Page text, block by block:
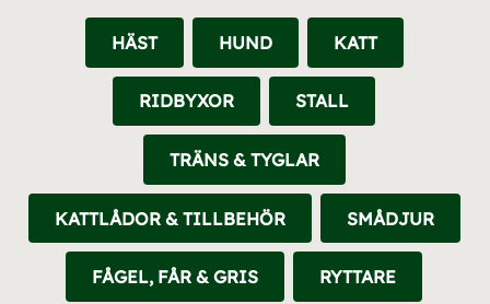
HÄST HUND KATT
RIDBYXOR STALL
TRÄNS & TYGLAR
KATTLÅDOR & TILLBEHÖR SMÅDJUR
FÅGEL, FÅR & GRIS RYTTARE